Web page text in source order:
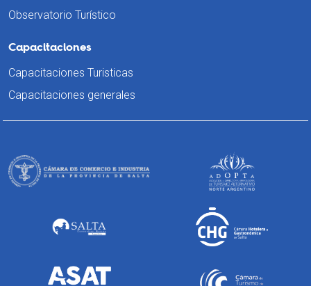
Observatorio Turístico
Capacitaciones
Capacitaciones Turisticas
Capacitaciones generales